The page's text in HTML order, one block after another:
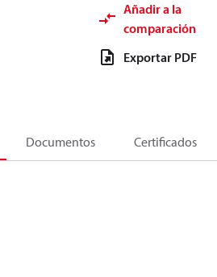
Añadir a la
comparación
Exportar PDF
Documentos Certificados